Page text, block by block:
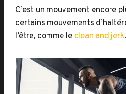
C’est un mouvement encore
certains mouvements
l’être, comme leclean and jerk.